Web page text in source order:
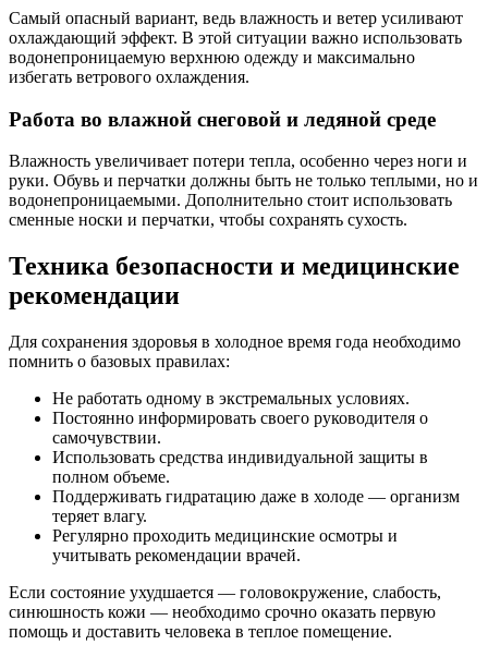
Самый опасный вариант, ведь влажность и ветер усиливают
охлаждающий эффект. В этой ситуации важно использовать
водонепроницаемую верхнюю одежду и максимально
избегать ветрового охлаждения.
Работа во влажной снеговой и ледяной среде
Влажность увеличивает потери тепла, особенно через ноги и
руки. Обувь и перчатки должны быть не только теплыми, но и
водонепроницаемыми. Дополнительно стоит использовать
сменные носки и перчатки, чтобы сохранять сухость.
Техника безопасности и медицинские
рекомендации
Для сохранения здоровья в холодное время года необходимо
помнить о базовых правилах:
Не работать одному в экстремальных условиях.
Постоянно информировать своего руководителя о
самочувствии.
Использовать средства индивидуальной защиты в
полном объеме.
Поддерживать гидратацию даже в холоде — организм
теряет влагу.
Регулярно проходить медицинские осмотры и
учитывать рекомендации врачей.
Если состояние ухудшается — головокружение, слабость,
синюшность кожи — необходимо срочно оказать первую
помощь и доставить человека в теплое помещение.